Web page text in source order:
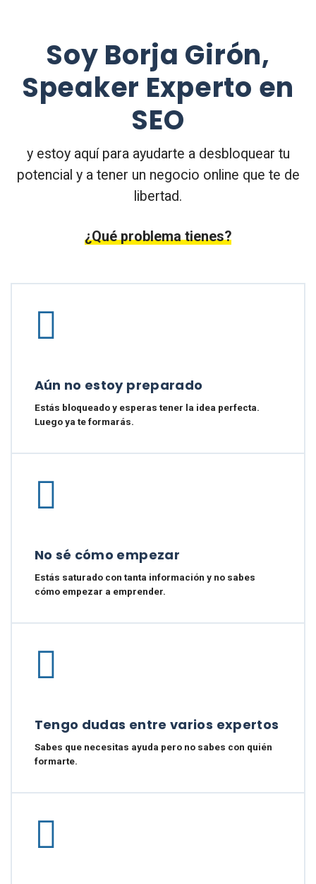
Soy Borja Girón,
Speaker Experto en
SEO
y estoy aquí para ayudarte a desbloquear tu
potencial y a tener un negocio online que te de
libertad.
¿Qué problema tienes?
Aún no estoy preparado
Estás bloqueado y esperas tener la idea perfecta.
Luego ya te formarás.
No sé cómo empezar
Estás saturado con tanta información y no sabes
cómo empezar a emprender.
Tengo dudas entre varios expertos
Sabes que necesitas ayuda pero no sabes con quién
formarte.